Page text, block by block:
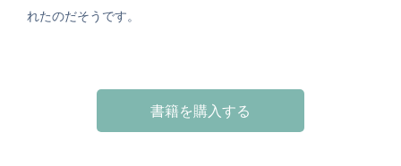
れたのだそうです。
書籍を購入する